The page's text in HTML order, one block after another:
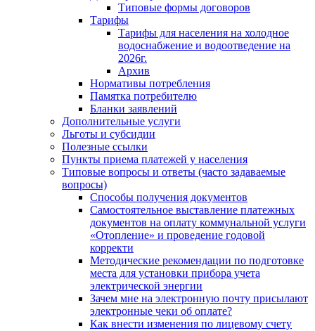
Типовые формы договоров
Тарифы
Тарифы для населения на холодное
водоснабжение и водоотведение на
2026г.
Архив
Нормативы потребления
Памятка потребителю
Бланки заявлений
Дополнительные услуги
Льготы и субсидии
Полезные ссылки
Пункты приема платежей у населения
Типовые вопросы и ответы (часто задаваемые
вопросы)
Способы получения документов
Самостоятельное выставление платежных
документов на оплату коммунальной услуги
«Отопление» и проведение годовой
корректи
Методические рекомендации по подготовке
места для установки прибора учета
электрической энергии
Зачем мне на электронную почту присылают
электронные чеки об оплате?
Как внести изменения по лицевому счету